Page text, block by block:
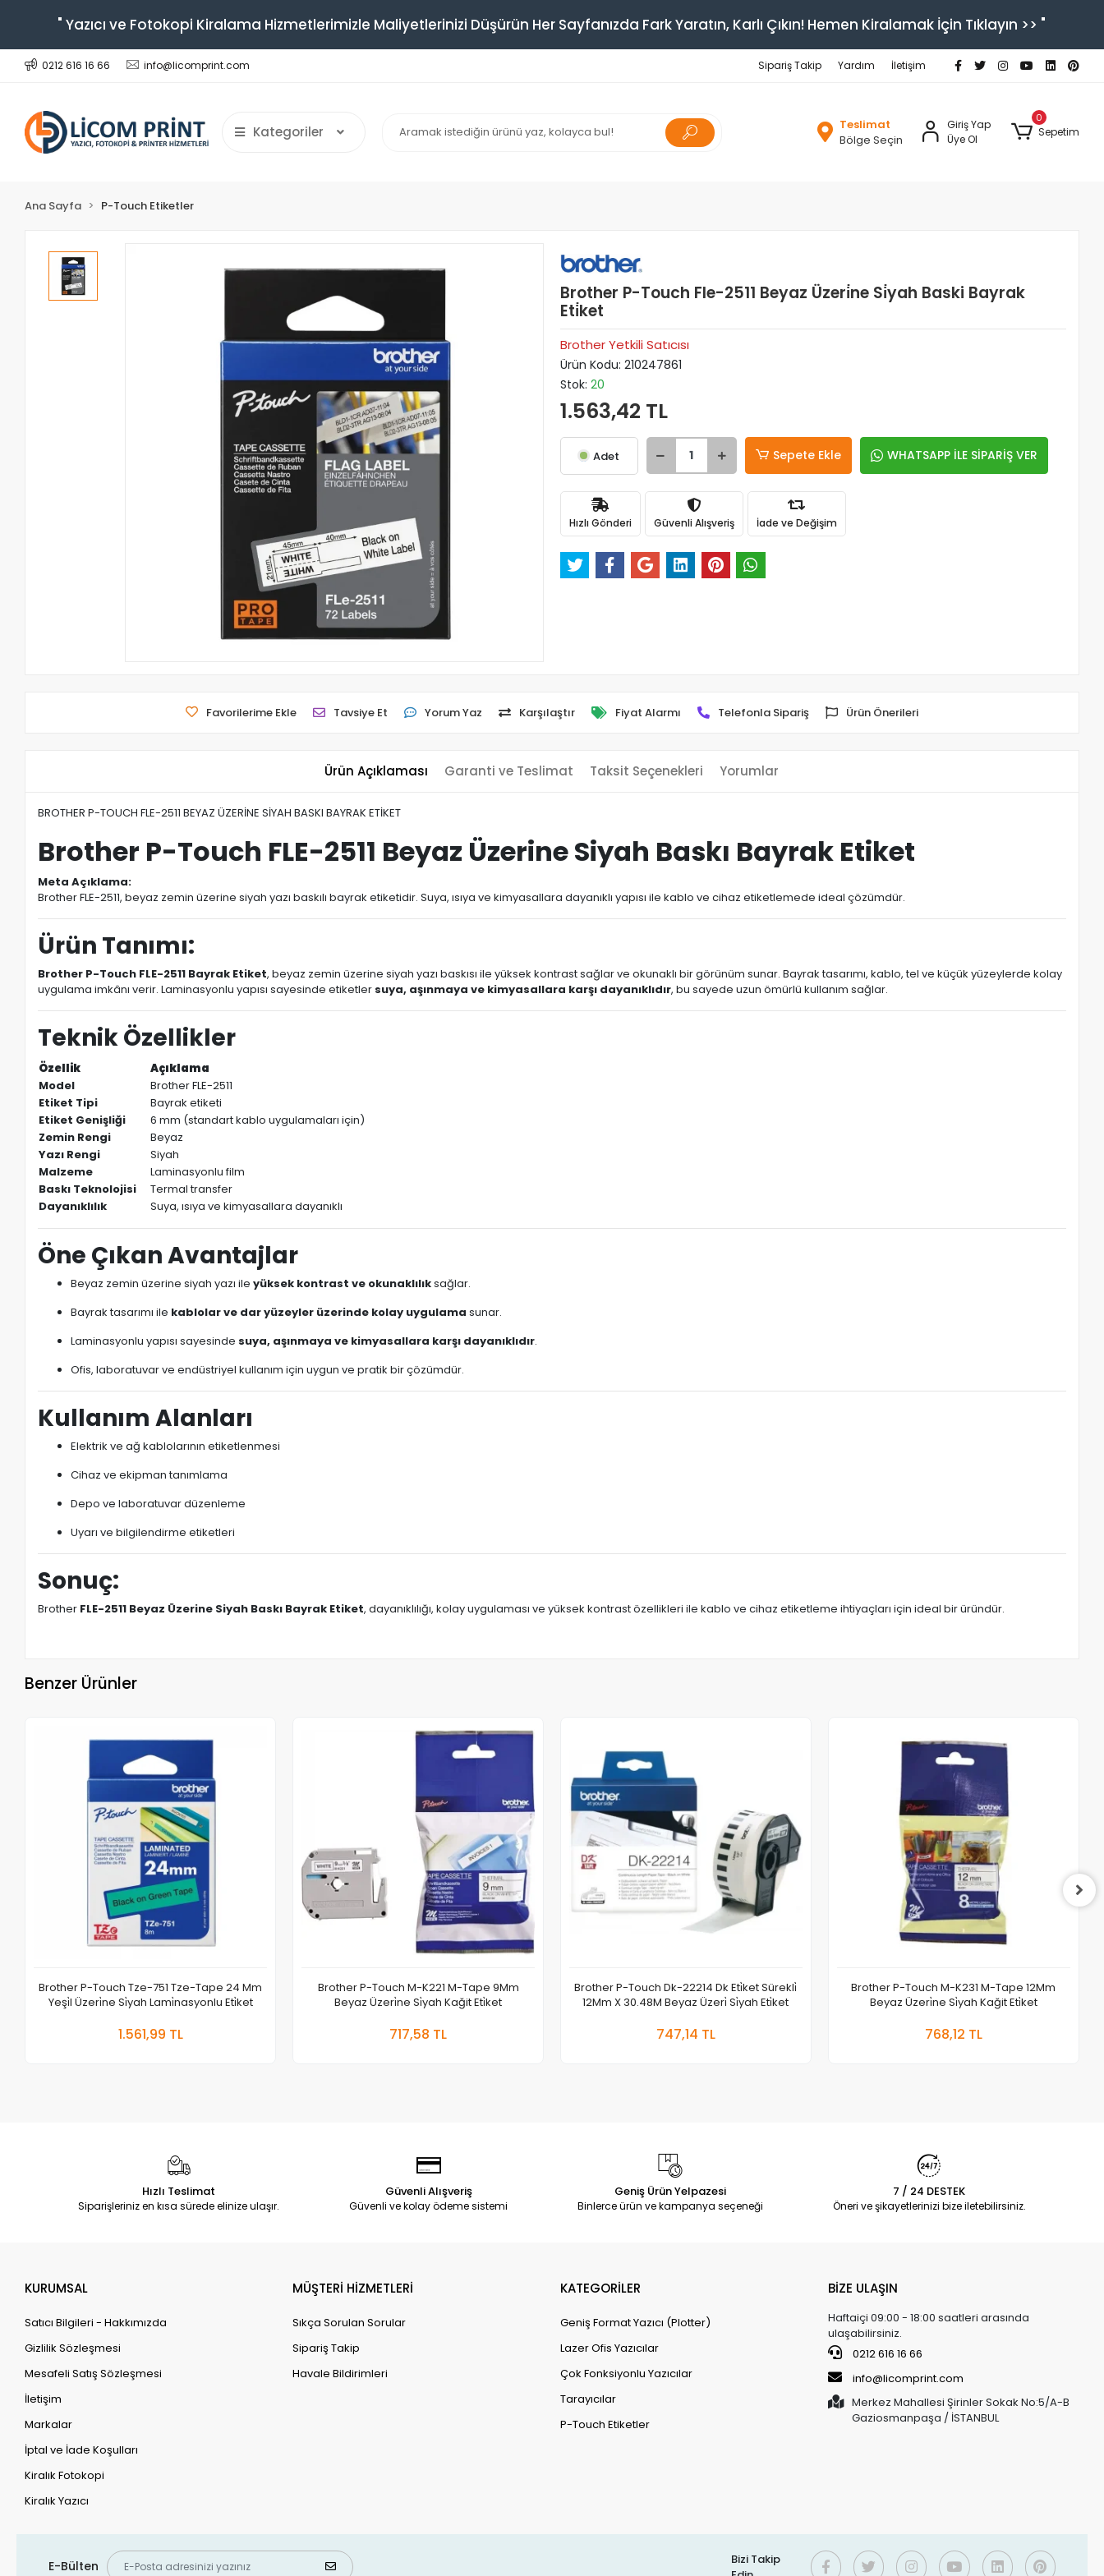
" Yazıcı ve Fotokopi Kiralama Hizmetlerimizle Maliyetlerinizi Düşürün Her Sayfanızda Fark Yaratın, Karlı Çıkın! Hemen Kiralamak İçin Tıklayın >> "
0212 616 16 66 info@licomprint.com Sipariş Takip Yardım İletişim
Kategoriler
Teslimat
Bölge Seçin
Giriş Yap
Üye Ol
0
Sepetim
Ana Sayfa P-Touch Etiketler
Brother P-Touch Fle-2511 Beyaz Üzeri̇ne Si̇yah Baski Bayrak
Eti̇ket
Brother Yetkili Satıcısı
Ürün Kodu: 210247861
Stok: 20
1.563,42 TL
Adet Sepete Ekle WHATSAPP İLE SİPARİŞ VER
Hızlı Gönderi Güvenli Alışveriş İade ve Değişim
Favorilerime Ekle Tavsiye Et Yorum Yaz Karşılaştır Fiyat Alarmı Telefonla Sipariş Ürün Önerileri
Ürün Açıklaması Garanti ve Teslimat Taksit Seçenekleri Yorumlar
BROTHER P-TOUCH FLE-2511 BEYAZ ÜZERİNE SİYAH BASKI BAYRAK ETİKET
Brother P-Touch FLE-2511 Beyaz Üzerine Siyah Baskı Bayrak Etiket
Meta Açıklama:
Brother FLE-2511, beyaz zemin üzerine siyah yazı baskılı bayrak etiketidir. Suya, ısıya ve kimyasallara dayanıklı yapısı ile kablo ve cihaz etiketlemede ideal çözümdür.
Ürün Tanımı:
Brother P-Touch FLE-2511 Bayrak Etiket, beyaz zemin üzerine siyah yazı baskısı ile yüksek kontrast sağlar ve okunaklı bir görünüm sunar. Bayrak tasarımı, kablo, tel ve küçük yüzeylerde kolay
uygulama imkânı verir. Laminasyonlu yapısı sayesinde etiketler suya, aşınmaya ve kimyasallara karşı dayanıklıdır, bu sayede uzun ömürlü kullanım sağlar.
Teknik Özellikler
Özellik
Açıklama
Model
Brother FLE-2511
Etiket Tipi
Bayrak etiketi
Etiket Genişliği
6 mm (standart kablo uygulamaları için)
Zemin Rengi
Beyaz
Yazı Rengi
Siyah
Malzeme
Laminasyonlu film
Baskı Teknolojisi
Termal transfer
Dayanıklılık
Suya, ısıya ve kimyasallara dayanıklı
Öne Çıkan Avantajlar
Beyaz zemin üzerine siyah yazı ileyüksek kontrast ve okunaklılıksağlar.
Bayrak tasarımı ile kablolar ve dar yüzeyler üzerinde kolay uygulama sunar.
Laminasyonlu yapısı sayesinde suya, aşınmaya ve kimyasallara karşı dayanıklıdır.
Ofis, laboratuvar ve endüstriyel kullanım için uygun ve pratik bir çözümdür.
Kullanım Alanları
Elektrik ve ağ kablolarının etiketlenmesi
Cihaz ve ekipman tanımlama
Depo ve laboratuvar düzenleme
Uyarı ve bilgilendirme etiketleri
Sonuç:
Brother FLE-2511 Beyaz Üzerine Siyah Baskı Bayrak Etiket, dayanıklılığı, kolay uygulaması ve yüksek kontrast özellikleri ile kablo ve cihaz etiketleme ihtiyaçları için ideal bir üründür.
Benzer Ürünler
Brother P-Touch Tze-751 Tze-Tape 24 Mm
Yeşi̇l Üzeri̇ne Si̇yah Lami̇nasyonlu Eti̇ket
1.561,99 TL
Brother P-Touch M-K221 M-Tape 9Mm
Beyaz Üzeri̇ne Si̇yah Kağit Eti̇ket
717,58 TL
Brother P-Touch Dk-22214 Dk Eti̇ket Sürekli̇
12Mm X 30.48M Beyaz Üzeri̇ Si̇yah Eti̇ket
747,14 TL
Brother P-Touch M-K231 M-Tape 12Mm
Beyaz Üzeri̇ne Si̇yah Kağit Eti̇ket
768,12 TL
Hızlı Teslimat
Siparişleriniz en kısa sürede elinize ulaşır.
Güvenli Alışveriş
Güvenli ve kolay ödeme sistemi
Geniş Ürün Yelpazesi
Binlerce ürün ve kampanya seçeneği
7 / 24 DESTEK
Öneri ve şikayetlerinizi bize iletebilirsiniz.
KURUMSAL
Satıcı Bilgileri - Hakkımızda
Gizlilik Sözleşmesi
Mesafeli Satış Sözleşmesi
İletişim
Markalar
İptal ve İade Koşulları
Kiralık Fotokopi
Kiralık Yazıcı
MÜŞTERİ HİZMETLERİ
Sıkça Sorulan Sorular
Sipariş Takip
Havale Bildirimleri
KATEGORİLER
Geniş Format Yazıcı (Plotter)
Lazer Ofis Yazıcılar
Çok Fonksiyonlu Yazıcılar
Tarayıcılar
P-Touch Etiketler
BİZE ULAŞIN
Haftaiçi 09:00 - 18:00 saatleri arasında
ulaşabilirsiniz.
0212 616 16 66
info@licomprint.com
Merkez Mahallesi Şirinler Sokak No:5/A-B
Gaziosmanpaşa / İSTANBUL
E-Bülten
Bizi Takip